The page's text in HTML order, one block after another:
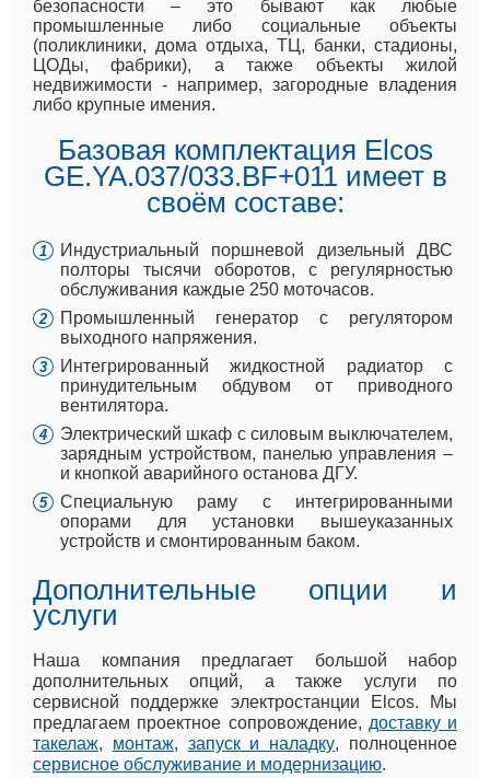
безопасности – это бывают как любые
промышленные либо социальные объекты
(поликлиники, дома отдыха, ТЦ, банки, стадионы,
ЦОДы, фабрики), а также объекты жилой
недвижимости - например, загородные владения
либо крупные имения.
Базовая комплектация Elcos
GE.YA.037/033.BF+011 имеет в
своём составе:
Индустриальный поршневой дизельный ДВС
полторы тысячи оборотов, с регулярностью
обслуживания каждые 250 моточасов.
Промышленный генератор с регулятором
выходного напряжения.
Интегрированный жидкостной радиатор с
принудительным обдувом от приводного
вентилятора.
Электрический шкаф с силовым выключателем,
зарядным устройством, панелью управления –
и кнопкой аварийного останова ДГУ.
Специальную раму с интегрированными
опорами для установки вышеуказанных
устройств и смонтированным баком.
Дополнительные опции и
услуги
Наша компания предлагает большой набор
дополнительных опций, а также услуги по
сервисной поддержке электростанции Elcos. Мы
предлагаем проектное сопровождение, доставку и
такелаж, монтаж, запуск и наладку, полноценное
сервисное обслуживание и модернизацию.